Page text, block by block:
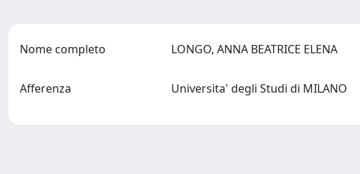
Nome completo LONGO, ANNA BEATRICE ELENA
Afferenza Universita' degli Studi di MILANO